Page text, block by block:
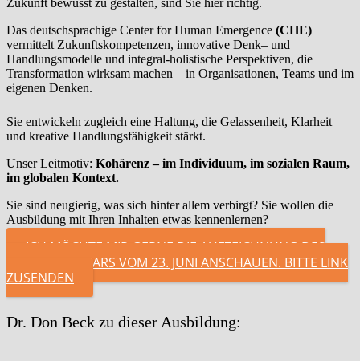
Zukunft bewusst zu gestalten, sind Sie hier richtig.
Das deutschsprachige Center for Human Emergence (CHE)
vermittelt Zukunftskompetenzen, innovative Denk– und
Handlungsmodelle und integral-holistische Perspektiven, die
Transformation wirksam machen – in Organisationen, Teams und im
eigenen Denken.
Sie entwickeln zugleich eine Haltung, die Gelassenheit, Klarheit
und kreative Handlungsfähigkeit stärkt.
Unser Leitmotiv: Kohärenz – im Individuum, im sozialen Raum,
im globalen Kontext.
Sie sind neugierig, was sich hinter allem verbirgt? Sie wollen die
Ausbildung mit Ihren Inhalten etwas kennenlernen?
ICH MÖCHTE MIR GERNE DIE AUFZEICHNUNG DES
IMPULSWEBINARS VOM 23. JUNI ANSCHAUEN. BITTE LINK
ZUSENDEN
Dr. Don Beck zu dieser Ausbildung: